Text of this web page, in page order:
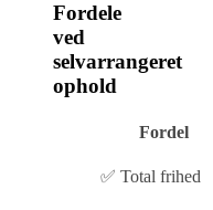
Fordele
ved
selvarrangeret
ophold
Fordel
✅ Total frihed